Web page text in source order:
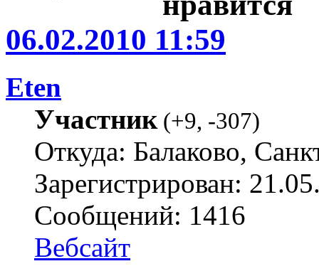
06.02.2010 11:59
Eten
Участник(+9, -307)
Откуда: Балаково,
Зарегистрирован:
Сообщений: 1416
Вебсайт